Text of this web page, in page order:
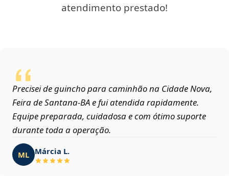
atendimento prestado!
Precisei de guincho para caminhão na Cidade Nova,
Feira de Santana‑BA e fui atendida rapidamente.
Equipe preparada, cuidadosa e com ótimo suporte
durante toda a operação.
ML Márcia L.